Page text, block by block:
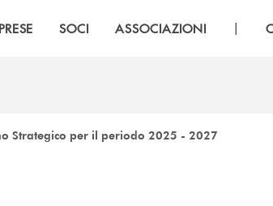
SOCI ASSOCIAZIONI |
Strategico per il periodo 2025 - 2027